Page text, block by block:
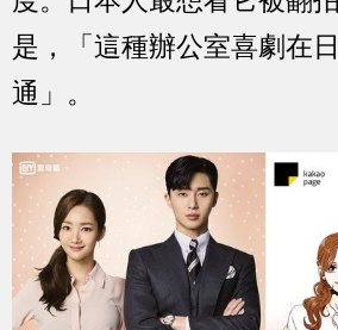
是，「這種辦公室喜劇在
通」。